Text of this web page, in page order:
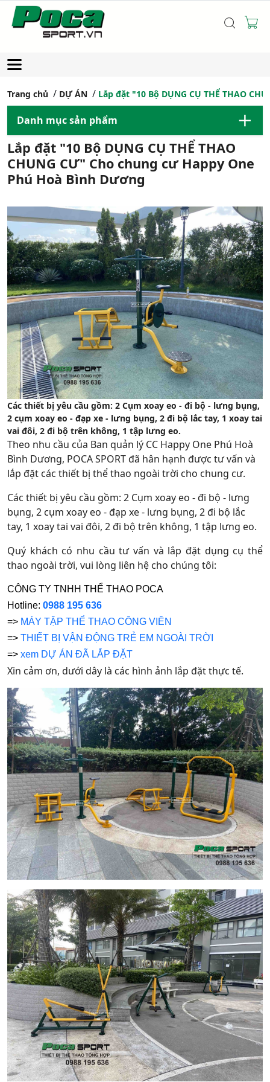
Trang chủ DỰ ÁN Lắp đặt "10 Bộ DỤNG CỤ THỂ THAO
Danh mục sản phẩm
Lắp đặt "10 Bộ DỤNG CỤ THỂ THAO
CHUNG CƯ" Cho chung cư Happy One
Phú Hoà Bình Dương
Các thiết bị yêu cầu gồm: 2 Cụm xoay eo - đi bộ - lưng bụng,
2 cụm xoay eo - đạp xe - lưng bụng, 2 đi bộ lắc tay, 1 xoay tai
vai đôi, 2 đi bộ trên không, 1 tập lưng eo.
Theo nhu cầu của Ban quản lý CC Happy One Phú Hoà
Bình Dương, POCA SPORT đã hân hạnh được tư vấn và
lắp đặt các thiết bị thể thao ngoài trời cho chung cư.
Các thiết bị yêu cầu gồm: 2 Cụm xoay eo - đi bộ - lưng
bụng, 2 cụm xoay eo - đạp xe - lưng bụng, 2 đi bộ lắc
tay, 1 xoay tai vai đôi, 2 đi bộ trên không, 1 tập lưng eo.
Quý khách có nhu cầu tư vấn và lắp đặt dụng cụ thể
thao ngoài trời, vui lòng liên hệ cho chúng tôi:
CÔNG TY TNHH THỂ THAO POCA
Hotline: 0988 195 636
=> MÁY TẬP THỂ THAO CÔNG VIÊN
=> THIẾT BỊ VẬN ĐỘNG TRẺ EM NGOÀI TRỜI
=> xem DỰ ÁN ĐÃ LẮP ĐẶT
Xin cảm ơn, dưới dây là các hình ảnh lắp đặt thực tế.